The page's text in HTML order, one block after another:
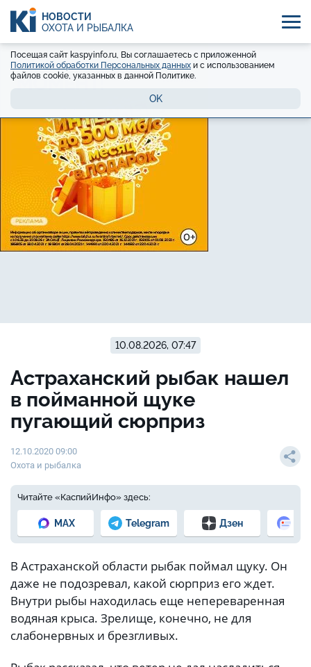
НОВОСТИ
ОХОТА И РЫБАЛКА
Посещая сайт kaspyinfo.ru, Вы соглашаетесь с приложенной
Политикой обработки Персональных данных и с использованием
файлов cookie, указанных в данной Политике.
OK
10.08.2026, 07:47
Астраханский рыбак нашел
в пойманной щуке
пугающий сюрприз
12.10.2020 09:00
Охота и рыбалка
Читайте «КаспийИнфо» здесь:
MAX Telegram Дзен
В Астраханской области рыбак поймал щуку. Он
даже не подозревал, какой сюрприз его ждет.
Внутри рыбы находилась еще непереваренная
водяная крыса. Зрелище, конечно, не для
слабонервных и брезгливых.